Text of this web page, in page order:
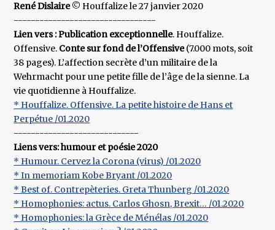
René Dislaire© Houffalize le 27 janvier 2020
---------------------------------
Lien vers : Publication exceptionnelle. Houffalize.
Offensive. Conte sur fond de l’Offensive(7.000 mots, soit
38 pages). L’affection secrète d’un militaire de la
Wehrmacht pour une petite fille de l’âge de la sienne. La
vie quotidienne à Houffalize.
* Houffalize. Offensive. La petite histoire de Hans et
Perpétue /01.2020
-----------------------------
Liens vers: humour et poésie 2020
* Humour. Cervez la Corona (virus) /01.2020
* In memoriam Kobe Bryant /01.2020
* Best of. Contrepèteries. Greta Thunberg /01.2020
* Homophonies: actus. Carlos Ghosn, Brexit… /01.2020
* Homophonies: la Grèce de Ménélas /01.2020